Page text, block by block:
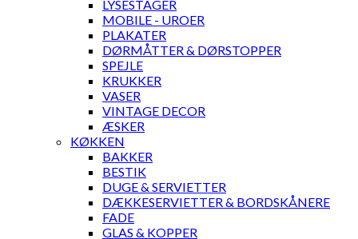
LYSESTAGER
MOBILE - UROER
PLAKATER
DØRMÅTTER & DØRSTOPPER
SPEJLE
KRUKKER
VASER
VINTAGE DECOR
ÆSKER
KØKKEN
BAKKER
BESTIK
DUGE & SERVIETTER
DÆKKESERVIETTER & BORDSKÅNERE
FADE
GLAS & KOPPER